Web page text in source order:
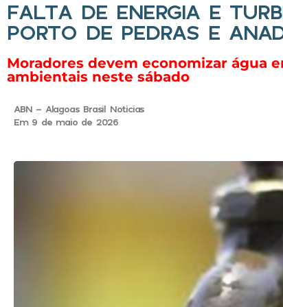
FALTA DE ENERGIA E
PORTO DE PEDRAS E
Moradores devem economizar água
ambientais neste sábado
ABN - Alagoas Brasil Noticias
Em 9 de maio de 2026